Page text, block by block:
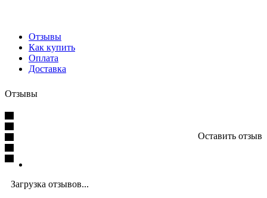
Отзывы
Как купить
Оплата
Доставка
Отзывы
Оставить отзыв
Загрузка отзывов...